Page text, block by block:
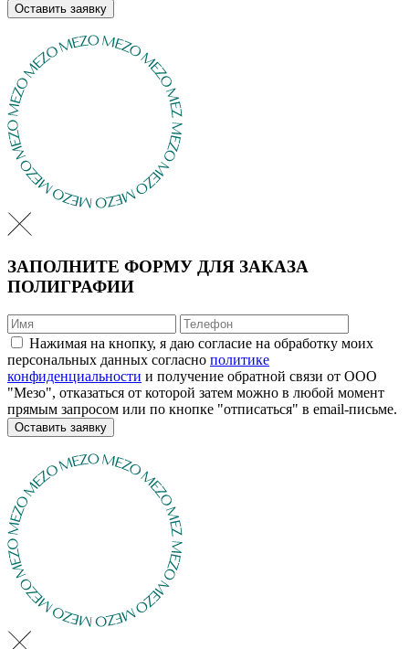
Оставить заявку
ЗАПОЛНИТЕ ФОРМУ ДЛЯ ЗАКАЗА
ПОЛИГРАФИИ
Нажимая на кнопку, я даю согласие на обработку моих
персональных данных согласно политике
конфиденциальности и получение обратной связи от ООО
"Мезо", отказаться от которой затем можно в любой момент
прямым запросом или по кнопке "отписаться" в email-письме.
Оставить заявку